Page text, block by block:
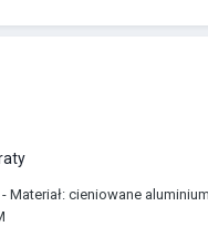
Materiał: cieniowane